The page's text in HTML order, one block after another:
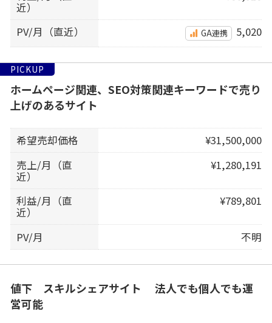
近）
PV/月（直近） GA連携 5,020
PICKUP
ホームページ関連、SEO対策関連キーワードで売り
上げのあるサイト
希望売却価格
¥31,500,000
売上/月（直
近）
¥1,280,191
利益/月（直
近）
¥789,801
PV/月 不明
値下 スキルシェアサイト 法人でも個人でも運
営可能